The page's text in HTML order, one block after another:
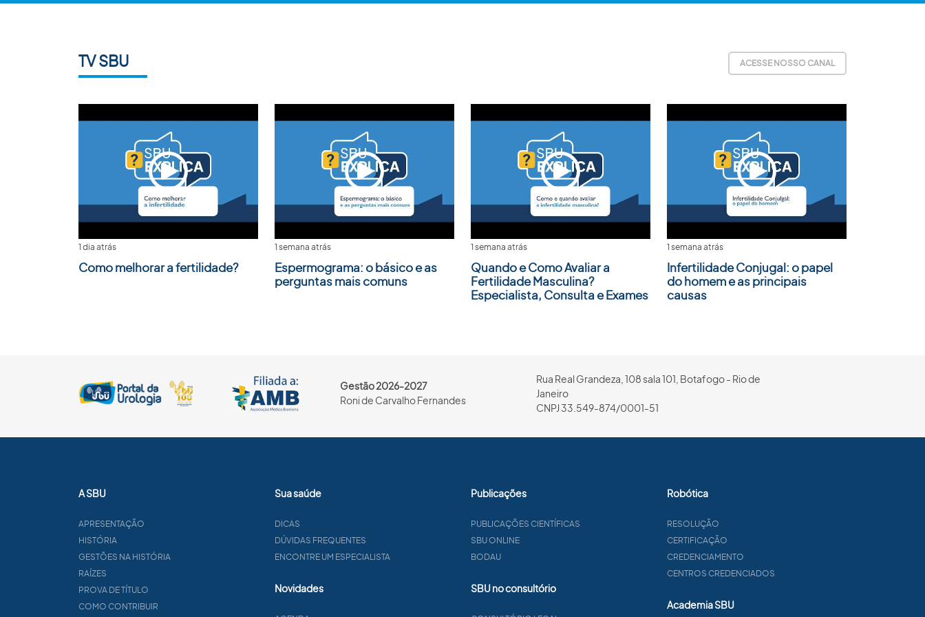
TV SBU ACESSE NOSSO CANAL
1 dia atrás
Como melhorar a fertilidade?
1 semana atrás
Espermograma: o básico e as
perguntas mais comuns
1 semana atrás
Quando e Como Avaliar a
Fertilidade Masculina?
Especialista, Consulta e Exames
1 semana atrás
Infertilidade Conjugal: o papel
do homem e as principais
causas
Gestão 2026-2027
Roni de Carvalho Fernandes
Rua Real Grandeza, 108 sala 101, Botafogo - Rio de
Janeiro
CNPJ 33.549-874/0001-51
A SBU
APRESENTAÇÃO
HISTÓRIA
GESTÕES NA HISTÓRIA
RAÍZES
PROVA DE TÍTULO
COMO CONTRIBUIR
Sua saúde
DICAS
DÚVIDAS FREQUENTES
ENCONTRE UM ESPECIALISTA
Novidades
Publicações
PUBLICAÇÕES CIENTÍFICAS
SBU ONLINE
BODAU
SBU no consultório
Robótica
RESOLUÇÃO
CERTIFICAÇÃO
CREDENCIAMENTO
CENTROS CREDENCIADOS
Academia SBU